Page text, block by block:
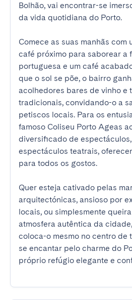
Bolhão, vai encontrar-se
da vida quotidiana do Porto.
Comece as suas manhãs com
café próximo para saborear a
portuguesa e um café
que o sol se põe, o bairro
acolhedores bares de vinho e
tradicionais, convidando-o a
petiscos locais. Para os
famoso Coliseu Porto Ageas
diversificado de
espectáculos teatrais,
para todos os gostos.
Quer esteja cativado pelas
arquitectónicas, ansioso por
locais, ou simplesmente
atmosfera autêntica da
coloca-o mesmo no centro de
se encantar pelo charme do
próprio refúgio elegante e